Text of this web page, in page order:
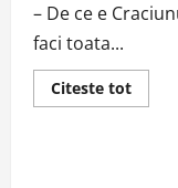
– De ce e
faci toata...
Citeste totRead
more